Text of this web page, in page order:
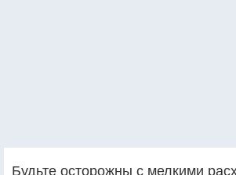
Будьте осторожны с мелкими